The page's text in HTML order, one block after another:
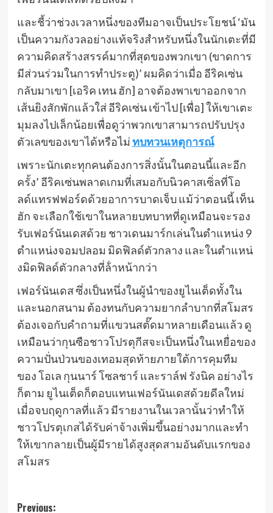
และชี้ว่าช่วงเวลาหนึ่งของทีมอาจเป็นประโยชน์ ‘มัน
เป็นความกังวลอย่างแท้จริงสําหรับหนึ่งในนักเตะที่มี
ความคิดสร้างสรรค์มากที่สุดของพวกเขา (ขาดการ
มีส่วนร่วมในการทําประตู)’ ผมคิดว่าเมื่อ อีริคเซ่น
กลับมาเขา [เอริค เทน ฮัก] อาจต้องพาเขาออกจาก
เส้นยิงสักพักแล้วใส่ อีริคเซ่น เข้าไป [เพื่อ] ให้เขาเตะ
มุมลงไปเล็กน้อยเพื่อดูว่าพวกเขาสามารถปรับปรุง
ตัวเลขของเขาได้หรือไม่ทบทวนเหตุการณ์
เพราะนักเตะทุกคนต้องการสิ่งนั้นในตอนนี้และอีก
ครั้ง’ อีริคเซ่นพลาดเกมที่เสมอกับนิวคาสเซิ่ลที่โอ
ลด์แทรฟฟอร์ดด้วยอาการบาดเจ็บ แม้ว่าตอนนี้ เท็น
ฮัก จะเลือกใช้เขาในหลายบทบาทที่ดูเหมือนจะรอง
รับเฟอร์นันเดสด้วย ชาวเดนมาร์กเล่นในตําแหน่ง 9
ตําแหน่งจอมปลอม มิดฟิลด์ตัวกลาง และในตําแหน่
งมิดฟิลด์ตัวกลางที่ล้ําหน้ากว่า
เฟอร์นันเดส ซึ่งเป็นหนึ่งในผู้นําของยูไนเต็ดทั้งใน
และนอกสนาม ต้องทนกับความยากลําบากที่สโมสร
ต้องเจอกับคําถามที่แขวนสตั๊ดมาหลายเดือนแล้ว ดู
เหมือนว่ากุนซือชาวโปรตุกีสจะเป็นหนึ่งในเหยื่อของ
ความปั่นป่วนของเทอมสุดท้ายภายใต้การคุมทีม
ของ โอเล กุนนาร์ โซลชาร์ และราล์ฟ รังนิค อย่างไร
ก็ตาม ยูไนเต็ดก็ตอบแทนเฟอร์นันเดสด้วยดีลใหม่
เมื่อจบฤดูกาลที่แล้ว มีรายงานในเวลานั้นว่าทําให้
ชาวโปรตุเกสได้รับค่าจ้างเพิ่มขึ้นอย่างมากและทํา
ให้เขากลายเป็นผู้มีรายได้สูงสุดสามอันดับแรกของ
สโมสร
Previous: